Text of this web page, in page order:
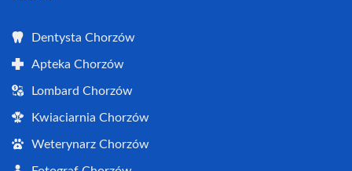
Dentysta Chorzów
Apteka Chorzów
Lombard Chorzów
Kwiaciarnia Chorzów
Weterynarz Chorzów